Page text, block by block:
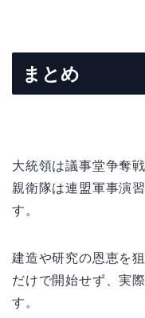
まとめ
大統領は議事堂争奪
親衛隊は連盟軍事演
す。
建造や研究の恩恵を
だけで開始せず、実
す。